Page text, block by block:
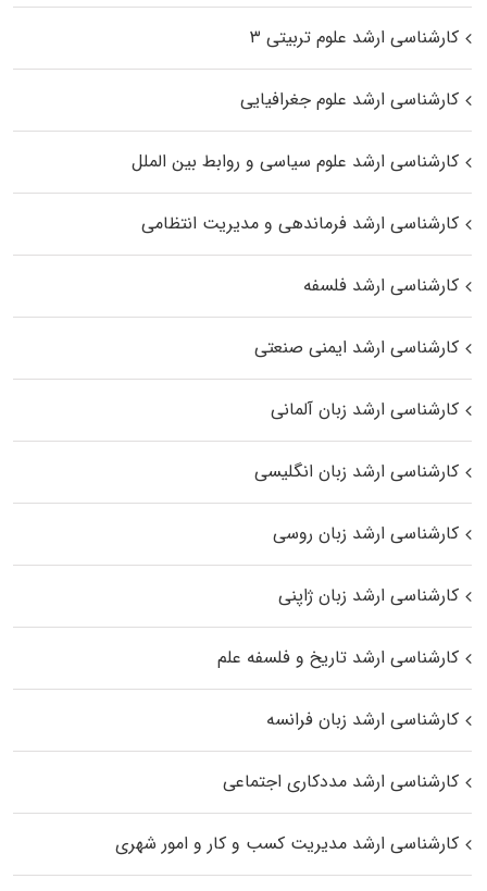
کارشناسی ارشد علوم تربیتی ۳
کارشناسی ارشد علوم جغرافیایی
کارشناسی ارشد علوم سیاسی و روابط بین الملل
کارشناسی ارشد فرماندهی و مدیریت انتظامی
کارشناسی ارشد فلسفه
کارشناسی ارشد ایمنی صنعتی
کارشناسی ارشد زبان آلمانی
کارشناسی ارشد زبان انگلیسی
کارشناسی ارشد زبان روسی
کارشناسی ارشد زبان ژاپنی
کارشناسی ارشد تاریخ و فلسفه علم
کارشناسی ارشد زبان فرانسه
کارشناسی ارشد مددکاری اجتماعی
کارشناسی ارشد مدیریت کسب و کار و امور شهری